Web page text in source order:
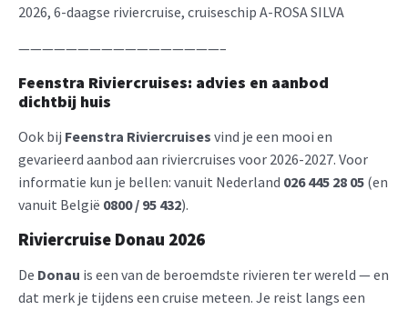
2026, 6-daagse riviercruise, cruiseschip A-ROSA SILVA
—————————————————–
Feenstra Riviercruises: advies en aanbod
dichtbij huis
Ook bij Feenstra Riviercruises vind je een mooi en
gevarieerd aanbod aan riviercruises voor 2026-2027. Voor
informatie kun je bellen: vanuit Nederland 026 445 28 05 (en
vanuit België 0800 / 95 432).
Riviercruise Donau 2026
De Donau is een van de beroemdste rivieren ter wereld — en
dat merk je tijdens een cruise meteen. Je reist langs een